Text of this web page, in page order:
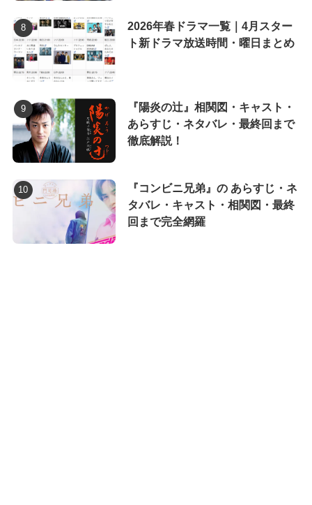
2026年春ドラマ一覧｜4月スター
ト新ドラマ放送時間・曜日まとめ
『陽炎の辻』相関図・キャスト・
あらすじ・ネタバレ・最終回まで
徹底解説！
『コンビニ兄弟』の あらすじ・ネ
タバレ・キャスト・相関図・最終
回まで完全網羅